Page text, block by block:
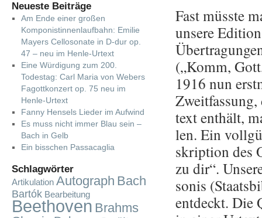
Fast müss­te
un­se­re
(„Komm,
1916 nun
text ent­hält,
len. Ein
skrip­ti­on des
zu dir“.
so­nis
ent­deckt. Die
Neueste Beiträge
Am Ende einer großen
Komponistinnenlaufbahn: Emilie
Mayers Cellosonate in D-dur op.
47 – neu im Henle-Urtext
Eine Würdigung zum 200.
Todestag: Carl Maria von Webers
Fagottkonzert op. 75 neu im
Henle-Urtext
Fanny Hensels Lieder im Aufwind
Es muss nicht immer Blau sein –
Bach in Gelb
Ein bisschen Passacaglia
Schlagwörter
Artikulation Autograph Bach
Bartók Bearbeitung
Beethoven Brahms